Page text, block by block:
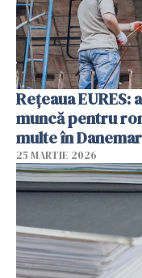
Rețeaua
muncă pentru
multe în
25 MARTIE 2026